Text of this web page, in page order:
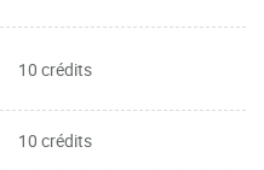
10 crédits
10 crédits